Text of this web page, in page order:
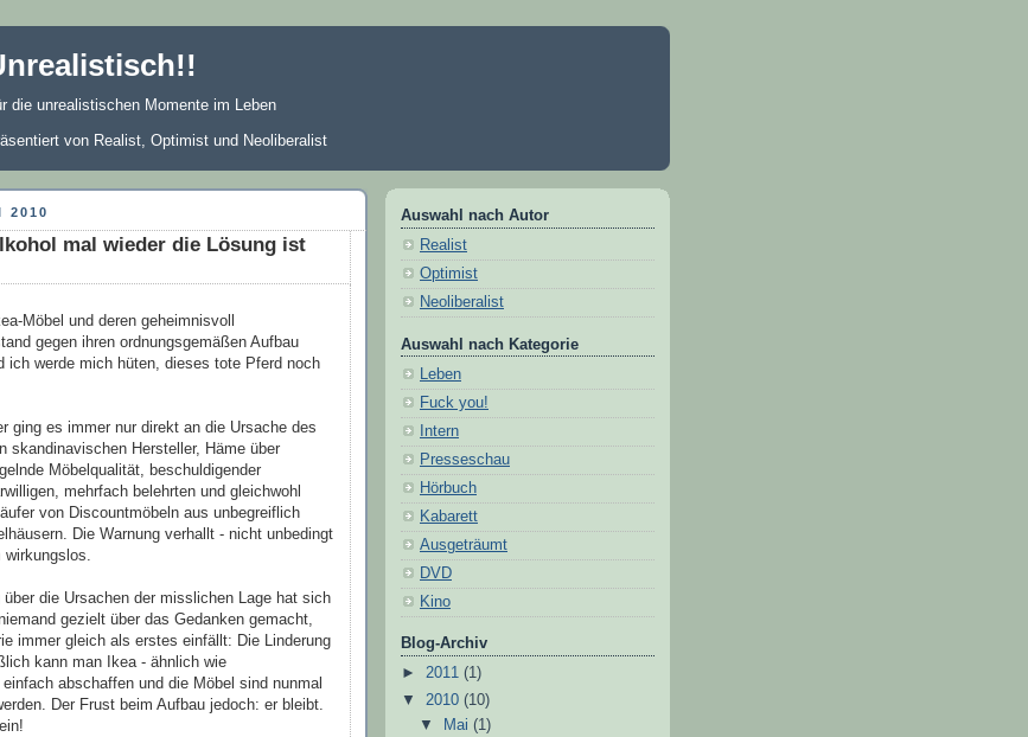
die unrealistischen Momente im Leben
von Realist, Optimist und Neoliberalist
2010
mal wieder die Lösung ist
Möbel und deren geheimnisvoll
gegen ihren ordnungsgemäßen Aufbau
ich werde mich hüten, dieses tote Pferd noch
ging es immer nur direkt an die Ursache des
skandinavischen Hersteller, Häme über
Möbelqualität, beschuldigender
mehrfach belehrten und gleichwohl
von Discountmöbeln aus unbegreiflich
Die Warnung verhallt - nicht unbedingt
wirkungslos.
über die Ursachen der misslichen Lage hat sich
gezielt über das Gedanken gemacht,
immer gleich als erstes einfällt: Die Linderung
kann man Ikea - ähnlich wie
abschaffen und die Möbel sind nunmal
Der Frust beim Aufbau jedoch: er bleibt.
Auswahl nach Autor
Realist
Optimist
Neoliberalist
Auswahl nach Kategorie
Leben
Fuck you!
Intern
Presseschau
Hörbuch
Kabarett
Ausgeträumt
DVD
Kino
Blog-Archiv
► 2011 (1)
▼ 2010 (10)
▼
Mai(1)